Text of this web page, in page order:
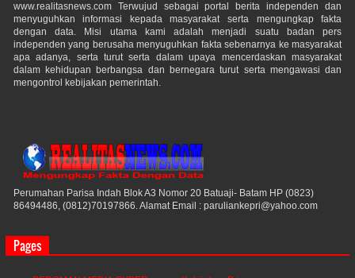
www.realitasnews.com Terwujud sebagai portal berita independen dan
menyuguhkan informasi kepada masyarakat serta mengungkap fakta
dengan data. Misi utama kami adalah menjadi suatu badan pers
independen yang berusaha menyuguhkan fakta sebenarnya ke masyarakat
apa adanya, serta turut serta dalam upaya mencerdaskan masyarakat
dalam kehidupan berbangsa dan bernegara turut serta mengawasi dan
mengontrol kebijakan pemerintah.
Perumahan Parisa Indah Blok A3 Nomor 20 Batuaji- Batam HP (0823)
86494486, (0812)70197866. Alamat Email : paruliankepri@yahoo.com
Pages